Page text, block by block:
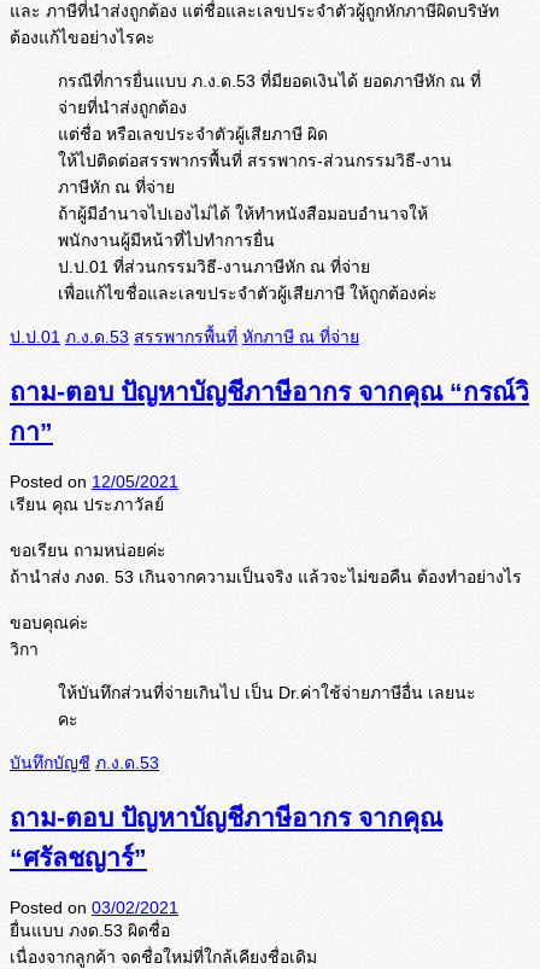
และ ภาษีที่นำส่งถูกต้อง แต่ชื่อและเลขประจำตัวผู้ถูกหักภาษีผิดบริษัท
ต้องแก้ไขอย่างไรคะ
กรณีที่การยื่นแบบ ภ.ง.ด.53 ที่มียอดเงินได้ ยอดภาษีหัก ณ ที่
จ่ายที่นำส่งถูกต้อง
แต่ชื่อ หรือเลขประจำตัวผู้เสียภาษี ผิด
ให้ไปติดต่อสรรพากรพื้นที่ สรรพากร-ส่วนกรรมวิธี-งาน
ภาษีหัก ณ ที่จ่าย
ถ้าผู้มีอำนาจไปเองไม่ได้ ให้ทำหนังสือมอบอำนาจให้
พนักงานผู้มีหน้าที่ไปทำการยื่น
ป.ป.01 ที่ส่วนกรรมวิธี-งานภาษีหัก ณ ที่จ่าย
เพื่อแก้ไขชื่อและเลขประจำตัวผู้เสียภาษี ให้ถูกต้องค่ะ
ป.ป.01 ภ.ง.ด.53 สรรพากรพื้นที่ หักภาษี ณ ที่จ่าย
ถาม-ตอบ ปัญหาบัญชีภาษีอากร จากคุณ “กรณ์วิ
กา”
Posted on 12/05/2021
เรียน คุณ ประภาวัลย์
ขอเรียน ถามหน่อยค่ะ
ถ้านำส่ง ภงด. 53 เกินจากความเป็นจริง แล้วจะไม่ขอคืน ต้องทำอย่างไร
ขอบคุณค่ะ
วิกา
ให้บันทึกส่วนที่จ่ายเกินไป เป็น Dr.ค่าใช้จ่ายภาษีอื่น เลยนะ
คะ
บันทึกบัญชี ภ.ง.ด.53
ถาม-ตอบ ปัญหาบัญชีภาษีอากร จากคุณ
“ศรัลชญาร์”
Posted on 03/02/2021
ยื่นแบบ ภงด.53 ผิดชื่อ
เนื่องจากลูกค้า จดชื่อใหม่ที่ใกล้เคียงชื่อเดิม